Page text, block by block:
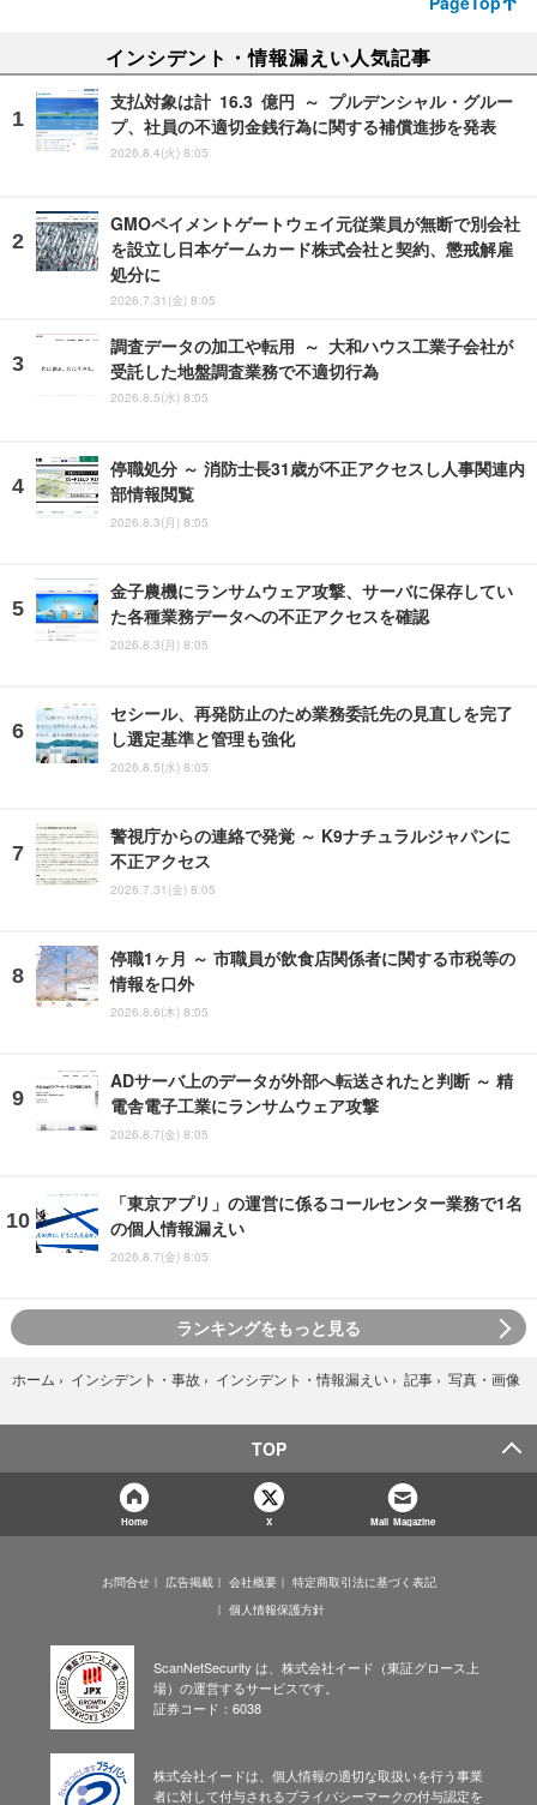
インシデント・情報漏えい人気記事
支払対象は計 16.3 億円 ～ プルデンシャル・グルー
プ、社員の不適切金銭行為に関する補償進捗を発表
2026.8.4(火) 8:05
GMOペイメントゲートウェイ元従業員が無断で別会社
を設立し日本ゲームカード株式会社と契約、懲戒解雇
処分に
2026.7.31(金) 8:05
調査データの加工や転用 ～ 大和ハウス工業子会社が
受託した地盤調査業務で不適切行為
2026.8.5(水) 8:05
停職処分 ～ 消防士長31歳が不正アクセスし人事関連内
部情報閲覧
2026.8.3(月) 8:05
金子農機にランサムウェア攻撃、サーバに保存してい
た各種業務データへの不正アクセスを確認
2026.8.3(月) 8:05
セシール、再発防止のため業務委託先の見直しを完了
し選定基準と管理も強化
2026.8.5(水) 8:05
警視庁からの連絡で発覚 ～ K9ナチュラルジャパンに
不正アクセス
2026.7.31(金) 8:05
停職1ヶ月 ～ 市職員が飲食店関係者に関する市税等の
情報を口外
2026.8.6(木) 8:05
ADサーバ上のデータが外部へ転送されたと判断 ～ 精
電舎電子工業にランサムウェア攻撃
2026.8.7(金) 8:05
「東京アプリ」の運営に係るコールセンター業務で1名
の個人情報漏えい
2026.8.7(金) 8:05
ランキングをもっと見る
ホーム › インシデント・事故 › インシデント・情報漏えい › 記事 › 写真・画像
TOP
Home X Mail Magazine
お問合せ 広告掲載 会社概要
特定商取引法に基づく表記
個人情報保護方針
ScanNetSecurity は、株式会社イード（東証グロース上
場）の運営するサービスです。
証券コード：6038
株式会社イードは、個人情報の適切な取扱いを行う事業
者に対して付与されるプライバシーマークの付与認定を